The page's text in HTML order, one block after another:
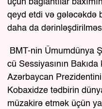
üçün bağlantılar
qeyd etdi və gələcəkdə
daha da
BMT-nin Ümumdünya
cü Sessiyasının
Azərbaycan
Kobaxidze tədbirin
müzakirə etmək üçün